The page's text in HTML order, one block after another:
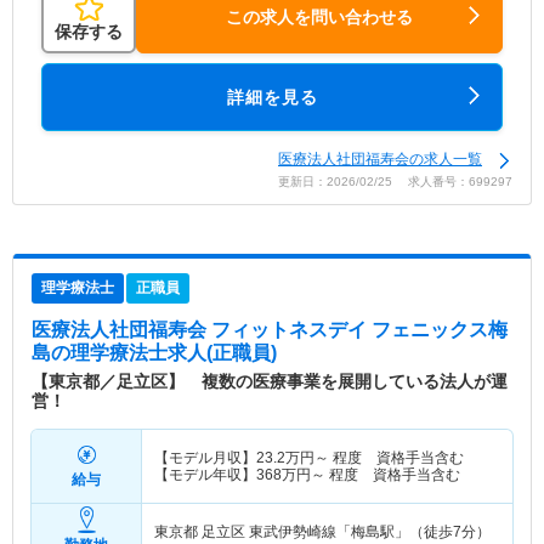
保存する
この求人を問い合わせる
詳細を見る
医療法人社団福寿会の求人一覧
更新日：2026/02/25 求人番号：699297
理学療法士 正職員
医療法人社団福寿会 フィットネスデイ フェニックス梅
島の理学療法士求人(正職員)
【東京都／足立区】 複数の医療事業を展開している法人が運
営！
給与
【モデル月収】 23.2万円～ 程度 資格手当含む
【モデル年収】 368万円～ 程度 資格手当含む
東京都 足立区 東武伊勢崎線「梅島駅」（徒歩7分）